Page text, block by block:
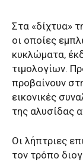
Στα «δίχτυα»
οι οποίες
κυκλώματα,
τιμολογίων.
προβαίνουν
εικονικές
της αλυσίδας
Οι λήπτριες
τον τρόπο